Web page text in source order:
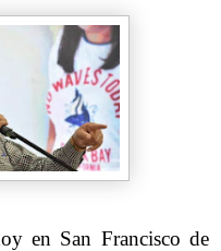
en San Francisco de